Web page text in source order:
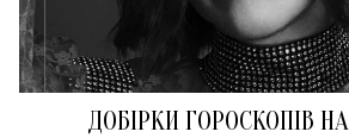
ДОБІРКИ ГОРОСКОПІВ